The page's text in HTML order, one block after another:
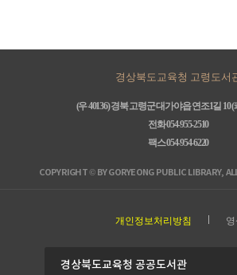
경상북도교육청 고령도서
(우 40136) 경북 고령군 대가야읍 연조1길 10 (
전화 054-955-2510
팩스 054-954-6220
COPYRIGHT © BY GORYEONG PUBLIC LIBRARY,
개인정보처리방침